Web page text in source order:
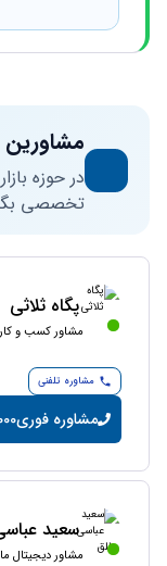
در حوزه
تخصصی
پگاه ثلاثی
مشاور کسب و کار
مشاوره تلفنی
مشاوره فوری
سعید
مشاور دیجیتال